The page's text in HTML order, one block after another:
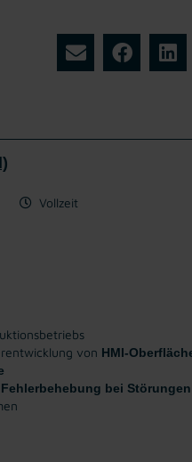
Vollzeit
von HMI-
Fehlerbehebung bei Störungen